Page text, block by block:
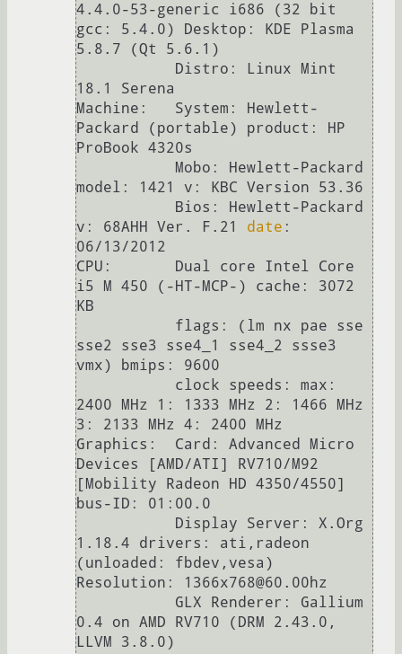
4.4.0-53-generic i686 (32 bit
gcc: 5.4.0) Desktop: KDE Plasma
5.8.7 (Qt 5.6.1)
18.1 Serena
Machine:   System: Hewlett-
Packard (portable) product: HP
ProBook 4320s
model: 1421 v: KBC Version 53.36
v: 68AHH Ver. F.21 date :
06/13/2012
CPU:       Dual core Intel Core
i5 M 450 (-HT-MCP-) cache: 3072
KB
sse2 sse3 sse4_1 sse4_2 ssse3
vmx) bmips: 9600
2400 MHz 1: 1333 MHz 2: 1466 MHz
3: 2133 MHz 4: 2400 MHz
Graphics:  Card: Advanced Micro
Devices [AMD/ATI] RV710/M92
[Mobility Radeon HD 4350/4550]
bus-ID: 01:00.0
1.18.4 drivers: ati,radeon
(unloaded: fbdev,vesa)
Resolution: 1366x768@60.00hz
0.4 on AMD RV710 (DRM 2.43.0,
LLVM 3.8.0)